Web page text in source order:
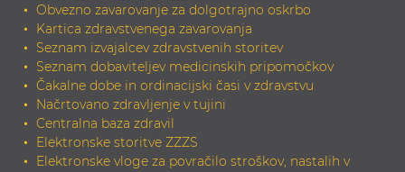
Obvezno zavarovanje za dolgotrajno oskrbo
Kartica zdravstvenega zavarovanja
Seznam izvajalcev zdravstvenih storitev
Seznam dobaviteljev medicinskih pripomočkov
Čakalne dobe in ordinacijski časi v zdravstvu
Načrtovano zdravljenje v tujini
Centralna baza zdravil
Elektronske storitve ZZZS
Elektronske vloge za povračilo stroškov, nastalih v